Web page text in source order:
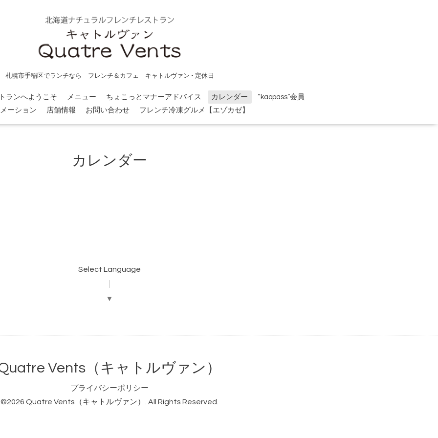
札幌市手稲区でランチなら フレンチ＆カフェ キャトルヴァン - 定休日
ランへようこそ メニュー ちょこっとマナーアドバイス カレンダー
“kaopass”会員
ーション
店舗情報 お問い合わせ フレンチ冷凍グルメ【エゾカゼ】
カレンダー
Select Language
▼
Vents（キャトルヴァン）
プライバシーポリシー
©2026 Quatre Vents（キャトルヴァン） . All Rights Reserved.